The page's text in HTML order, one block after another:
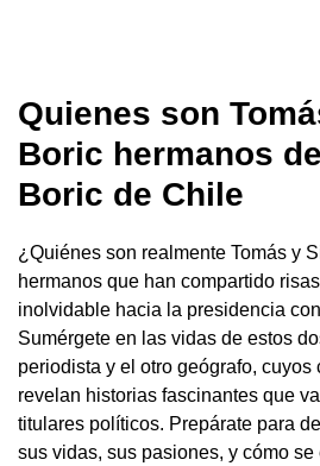
Quienes son
Boric hermanos
Boric de Chile
¿Quiénes son realmente Tomás y
hermanos que han compartido
inolvidable hacia la presidencia
Sumérgete en las vidas de estos
periodista y el otro geógrafo,
revelan historias fascinantes que
titulares políticos. Prepárate para
sus vidas, sus pasiones, y cómo se